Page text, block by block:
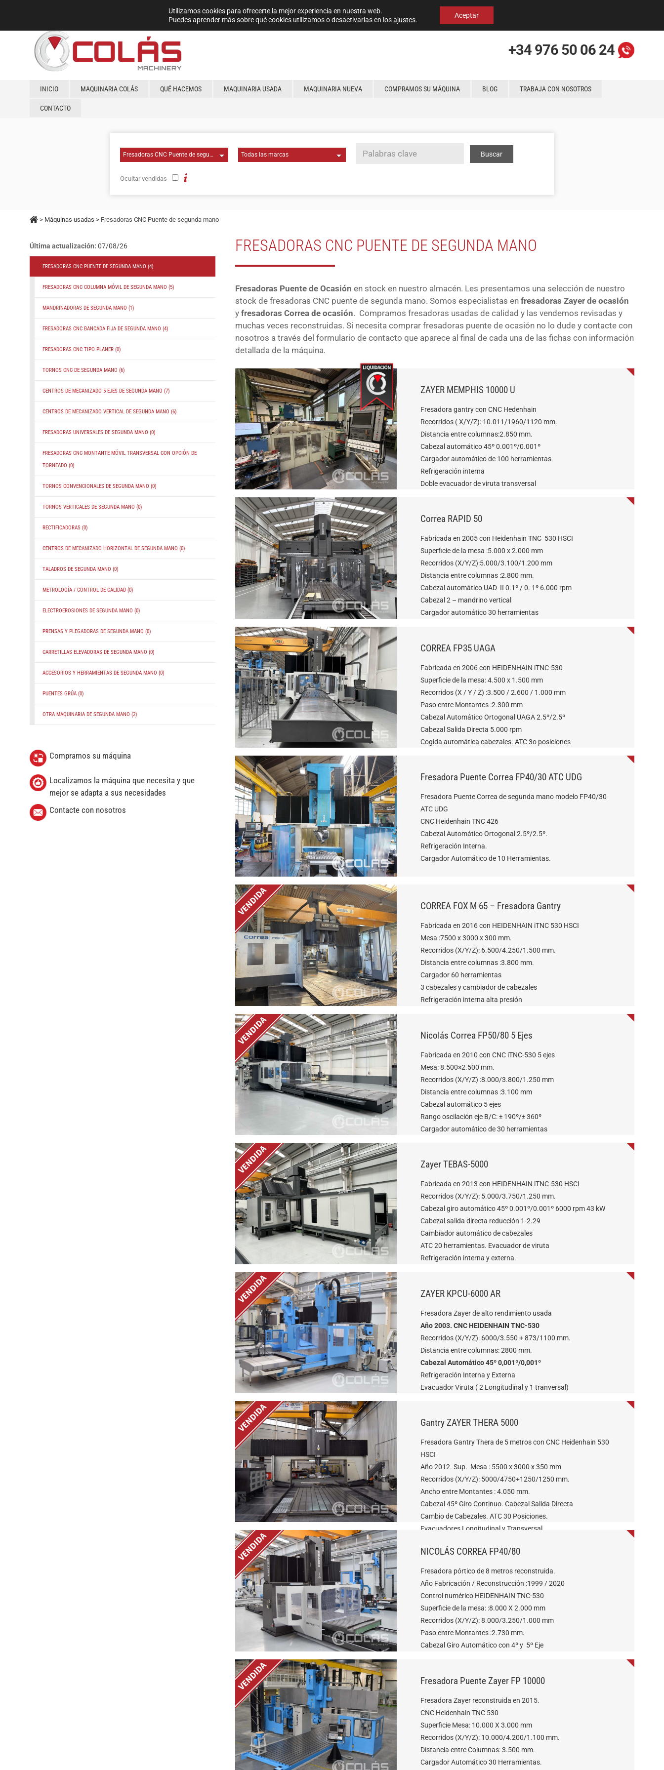
+34 976 50 06 24
INICIO MAQUINARIA COLÁS QUÉ HACEMOS MAQUINARIA USADA MAQUINARIA NUEVA COMPRAMOS SU MÁQUINA BLOG TRABAJA CON NOSOTROS
CONTACTO
Ocultar vendidas
> Máquinas usadas > Fresadoras CNC Puente de segunda mano
FRESADORAS CNC PUENTE DE SEGUNDA MANO
Fresadoras Puente de Ocasión en stock en nuestro almacén. Les presentamos una selección de nuestro
stock de fresadoras CNC puente de segunda mano. Somos especialistas en fresadoras Zayer de ocasión
yfresadoras Correa de ocasión. Compramos fresadoras usadas de calidad y las vendemos revisadas y
muchas veces reconstruidas. Si necesita comprar fresadoras puente de ocasión no lo dude y contacte con
nosotros a través del formulario de contacto que aparece al final de cada una de las fichas con información
detallada de la máquina.
ZAYER MEMPHIS 10000 U
Fresadora gantry con CNC Hedenhain
Recorridos ( X/Y/Z): 10.011/1960/1120 mm.
Distancia entre columnas:2.850 mm.
Cabezal automático 45º 0.001º/0.001º
Cargador automático de 100 herramientas
Refrigeración interna
Doble evacuador de viruta transversal
Correa RAPID 50
Fabricada en 2005 con Heidenhain TNC 530 HSCI
Superficie de la mesa :5.000 x 2.000 mm
Recorridos (X/Y/Z):5.000/3.100/1.200 mm
Distancia entre columnas :2.800 mm.
Cabezal automático UAD II 0.1º / 0. 1º 6.000 rpm
Cabezal 2 – mandrino vertical
Cargador automático 30 herramientas
CORREA FP35 UAGA
Fabricada en 2006 con HEIDENHAIN iTNC-530
Superficie de la mesa: 4.500 x 1.500 mm
Recorridos (X / Y / Z) :3.500 / 2.600 / 1.000 mm
Paso entre Montantes :2.300 mm
Cabezal Automático Ortogonal UAGA 2.5º/2.5º
Cabezal Salida Directa 5.000 rpm
Cogida automática cabezales. ATC 3o posiciones
Fresadora Puente Correa FP40/30 ATC UDG
Fresadora Puente Correa de segunda mano modelo FP40/30
ATC UDG
CNC Heidenhain TNC 426
Cabezal Automático Ortogonal 2.5º/2.5º.
Refrigeración Interna.
Cargador Automático de 10 Herramientas.
CORREA FOX M 65 – Fresadora Gantry
Fabricada en 2016 con HEIDENHAIN iTNC 530 HSCI
Mesa :7500 x 3000 x 300 mm.
Recorridos (X/Y/Z): 6.500/4.250/1.500 mm.
Distancia entre columnas :3.800 mm.
Cargador 60 herramientas
3 cabezales y cambiador de cabezales
Refrigeración interna alta presión
Nicolás Correa FP50/80 5 Ejes
Fabricada en 2010 con CNC iTNC-530 5 ejes
Mesa: 8.500×2.500 mm.
Recorridos (X/Y/Z) :8.000/3.800/1.250 mm
Distancia entre columnas :3.100 mm
Cabezal automático 5 ejes
Rango oscilación eje B/C: ± 190º/± 360º
Cargador automático de 30 herramientas
Zayer TEBAS-5000
Fabricada en 2013 con HEIDENHAIN iTNC-530 HSCI
Recorridos (X/Y/Z): 5.000/3.750/1.250 mm.
Cabezal giro automático 45º 0.001º/0.001º 6000 rpm 43 kW
Cabezal salida directa reducción 1-2.29
Cambiador automático de cabezales
ATC 20 herramientas. Evacuador de viruta
Refrigeración interna y externa.
ZAYER KPCU-6000 AR
Fresadora Zayer de alto rendimiento usada
Año 2003. CNC HEIDENHAIN TNC-530
Recorridos (X/Y/Z): 6000/3.550 + 873/1100 mm.
Distancia entre columnas: 2800 mm.
Cabezal Automático 45º 0,001º/0,001º
Refrigeración Interna y Externa
Evacuador Viruta ( 2 Longitudinal y 1 tranversal)
Gantry ZAYER THERA 5000
Fresadora Gantry Thera de 5 metros con CNC Heidenhain 530
HSCI
Año 2012. Sup. Mesa : 5500 x 3000 x 350 mm
Recorridos (X/Y/Z): 5000/4750+1250/1250 mm.
Ancho entre Montantes : 4.050 mm.
Cabezal 45º Giro Continuo. Cabezal Salida Directa
Cambio de Cabezales. ATC 30 Posiciones.
Evacuadores Longitudinal y Transversal.
NICOLÁS CORREA FP40/80
Fresadora pórtico de 8 metros reconstruida.
Año Fabricación / Reconstrucción :1999 / 2020
Control numérico HEIDENHAIN TNC-530
Superficie de la mesa: :8.000 X 2.000 mm
Recorridos (X/Y/Z): 8.000/3.250/1.000 mm
Paso entre Montantes :2.730 mm.
Cabezal Giro Automático con 4º y 5º Eje
Fresadora Puente Zayer FP 10000
Fresadora Zayer reconstruida en 2015.
CNC Heidenhain TNC 530
Superficie Mesa: 10.000 X 3.000 mm
Recorridos (X/Y/Z): 10.000/4.200/1.100 mm.
Distancia entre Columnas: 3.500 mm.
Cargador Automático 30 Herramientas.
Última actualización: 07/08/26
FRESADORAS CNC PUENTE DE SEGUNDA MANO (4)
FRESADORAS CNC COLUMNA MÓVIL DE SEGUNDA MANO (5)
MANDRINADORAS DE SEGUNDA MANO (1)
FRESADORAS CNC BANCADA FIJA DE SEGUNDA MANO (4)
FRESADORAS CNC TIPO PLANER (0)
TORNOS CNC DE SEGUNDA MANO (6)
CENTROS DE MECANIZADO 5 EJES DE SEGUNDA MANO (7)
CENTROS DE MECANIZADO VERTICAL DE SEGUNDA MANO (6)
FRESADORAS UNIVERSALES DE SEGUNDA MANO (0)
FRESADORAS CNC MONTANTE MÓVIL TRANSVERSAL CON OPCIÓN DE
TORNEADO (0)
TORNOS CONVENCIONALES DE SEGUNDA MANO (0)
TORNOS VERTICALES DE SEGUNDA MANO (0)
RECTIFICADORAS (0)
CENTROS DE MECANIZADO HORIZONTAL DE SEGUNDA MANO (0)
TALADROS DE SEGUNDA MANO (0)
METROLOGÍA / CONTROL DE CALIDAD (0)
ELECTROEROSIONES DE SEGUNDA MANO (0)
PRENSAS Y PLEGADORAS DE SEGUNDA MANO (0)
CARRETILLAS ELEVADORAS DE SEGUNDA MANO (0)
ACCESORIOS Y HERRAMIENTAS DE SEGUNDA MANO (0)
PUENTES GRÚA (0)
OTRA MAQUINARIA DE SEGUNDA MANO (2)
Compramos su máquina
Localizamos la máquina que necesita y que
mejor se adapta a sus necesidades
Contacte con nosotros
Utilizamos cookies para ofrecerte la mejor experiencia en nuestra web.
Puedes aprender más sobre qué cookies utilizamos o desactivarlas en losajustes.
Aceptar